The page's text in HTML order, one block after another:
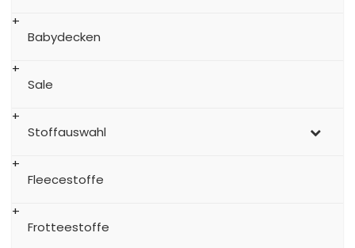
Babydecken
Sale
Stoffauswahl
Fleecestoffe
Frotteestoffe